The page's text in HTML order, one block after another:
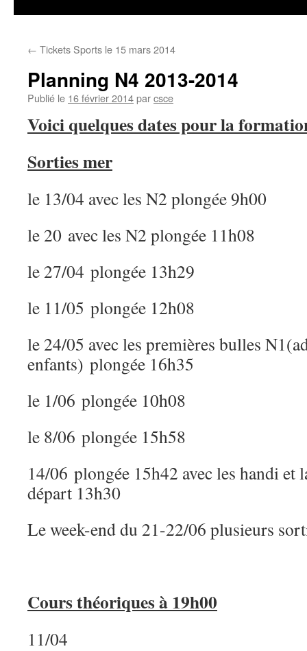
← Tickets Sports le 15 mars 2014
Planning N4 2013-2014
Publié le 16 février 2014parcsce
Voici quelques dates pour la
Sorties mer
le 13/04 avec les N2 plongée 9h00
le 20 avec les N2 plongée 11h08
le 27/04 plongée 13h29
le 11/05 plongée 12h08
le 24/05 avec les premières bulles
enfants) plongée 16h35
le 1/06 plongée 10h08
le 8/06 plongée 15h58
14/06 plongée 15h42 avec les handi et
départ 13h30
Le week-end du 21-22/06 plusieurs
Cours théoriques à 19h00
11/04